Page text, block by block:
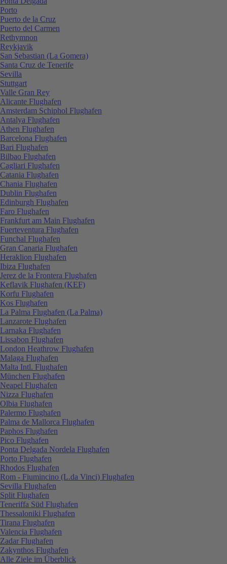
Porto
Puerto de la Cruz
Puerto del Carmen
Rethymnon
Reykjavik
San Sebastian (La Gomera)
Santa Cruz de Tenerife
Sevilla
Stuttgart
Valle Gran Rey
Alicante Flughafen
Amsterdam Schiphol Flughafen
Antalya Flughafen
Athen Flughafen
Barcelona Flughafen
Bari Flughafen
Bilbao Flughafen
Cagliari Flughafen
Catania Flughafen
Chania Flughafen
Dublin Flughafen
Edinburgh Flughafen
Faro Flughafen
Frankfurt am Main Flughafen
Fuerteventura Flughafen
Funchal Flughafen
Gran Canaria Flughafen
Heraklion Flughafen
Ibiza Flughafen
Jerez de la Frontera Flughafen
Keflavik Flughafen (KEF)
Korfu Flughafen
Kos Flughafen
La Palma Flughafen (La Palma)
Lanzarote Flughafen
Larnaka Flughafen
Lissabon Flughafen
London Heathrow Flughafen
Malaga Flughafen
Malta Intl. Flughafen
München Flughafen
Neapel Flughafen
Nizza Flughafen
Olbia Flughafen
Palermo Flughafen
Palma de Mallorca Flughafen
Paphos Flughafen
Pico Flughafen
Ponta Delgada Nordela Flughafen
Porto Flughafen
Rhodos Flughafen
Rom - Fiumincino (L.da Vinci) Flughafen
Sevilla Flughafen
Split Flughafen
Teneriffa Süd Flughafen
Thessaloniki Flughafen
Tirana Flughafen
Valencia Flughafen
Zadar Flughafen
Zakynthos Flughafen
Alle Ziele im Überblick